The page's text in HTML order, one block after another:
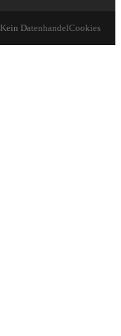
Kein DatenhandelCookies